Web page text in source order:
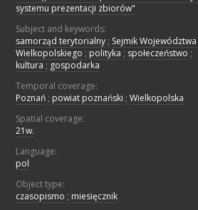
systemu prezentacji zbiorów"
Subject and keywords:
samorząd terytorialny ; Sejmik Województwa
Wielkopolskiego ; polityka ; społeczeństwo ;
kultura ; gospodarka
Temporal coverage:
Poznań ; powiat poznański ; Wielkopolska
Spatial coverage:
21w.
Language:
pol
Object type:
czasopismo ; miesięcznik